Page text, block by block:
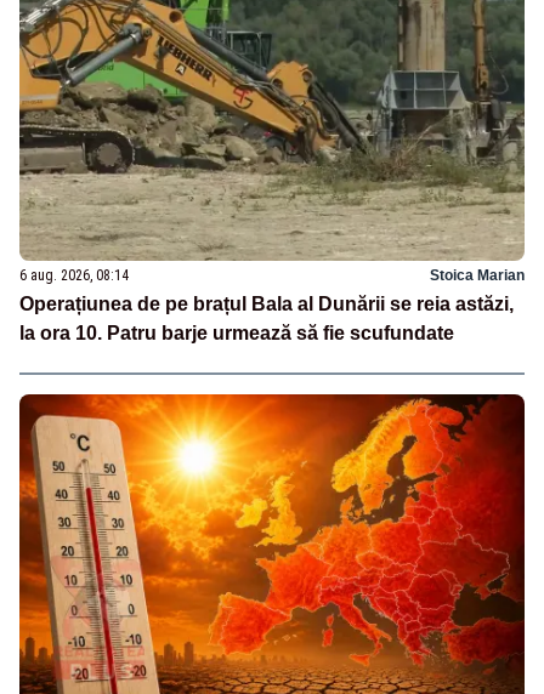
6 aug. 2026, 08:14 Stoica Marian
Operațiunea de pe brațul Bala al Dunării se reia astăzi,
la ora 10. Patru barje urmează să fie scufundate